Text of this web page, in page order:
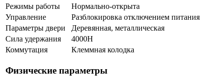
Режимы работы
Нормально-открыта
Управление
Разблокировка отключением питания
Параметры двери
Деревянная, металлическая
Сила удержания
4000Н
Коммутация
Клеммная колодка
Физические параметры